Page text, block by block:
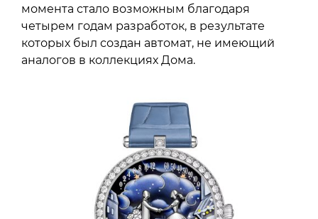
момента стало возможным благодаря
четырем годам разработок, в результате
которых был создан автомат, не имеющий
аналогов в коллекциях Дома.